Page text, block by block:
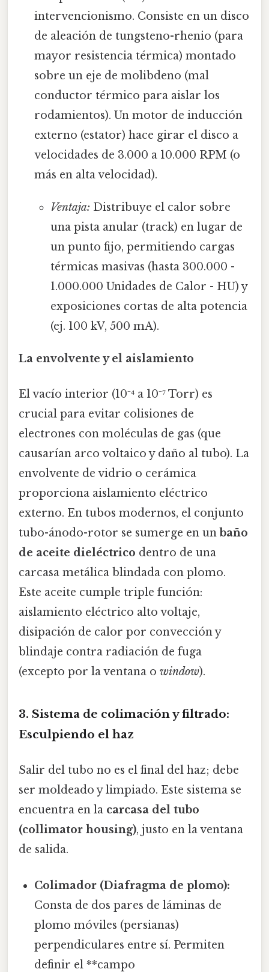
intervencionismo. Consiste en un disco
de aleación de tungsteno-rhenio (para
mayor resistencia térmica) montado
sobre un eje de molibdeno (mal
conductor térmico para aislar los
rodamientos). Un motor de inducción
externo (estator) hace girar el disco a
velocidades de 3.000 a 10.000 RPM (o
más en alta velocidad).
Ventaja: Distribuye el calor sobre
una pista anular (track) en lugar de
un punto fijo, permitiendo cargas
térmicas masivas (hasta 300.000 -
1.000.000 Unidades de Calor - HU) y
exposiciones cortas de alta potencia
(ej. 100 kV, 500 mA).
La envolvente y el aislamiento
El vacío interior (10⁻⁴ a 10⁻⁷ Torr) es
crucial para evitar colisiones de
electrones con moléculas de gas (que
causarían arco voltaico y daño al tubo). La
envolvente de vidrio o cerámica
proporciona aislamiento eléctrico
externo. En tubos modernos, el conjunto
tubo-ánodo-rotor se sumerge en un baño
de aceite dieléctrico dentro de una
carcasa metálica blindada con plomo.
Este aceite cumple triple función:
aislamiento eléctrico alto voltaje,
disipación de calor por convección y
blindaje contra radiación de fuga
(excepto por la ventana o window).
3. Sistema de colimación y filtrado:
Esculpiendo el haz
Salir del tubo no es el final del haz; debe
ser moldeado y limpiado. Este sistema se
encuentra en la carcasa del tubo
(collimator housing), justo en la ventana
de salida.
Colimador (Diafragma de plomo):
Consta de dos pares de láminas de
plomo móviles (persianas)
perpendiculares entre sí. Permiten
definir el **campo